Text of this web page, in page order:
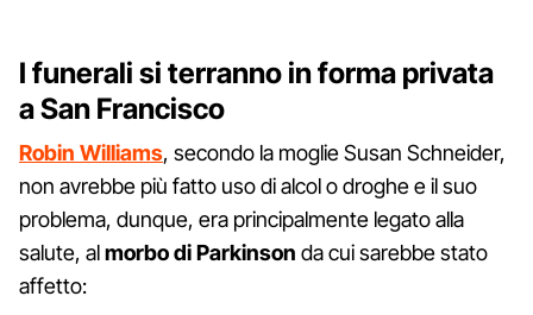
I funerali si terranno in forma privata
a San Francisco
Robin Williams, secondo la moglie Susan Schneider,
non avrebbe più fatto uso di alcol o droghe e il suo
problema, dunque, era principalmente legato alla
salute, almorbo di Parkinson da cui sarebbe stato
affetto: